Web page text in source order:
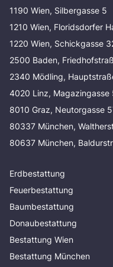
1190 Wien, Silbergasse 5
1210 Wien, Floridsdorfer
1220 Wien, Schickgasse
2500 Baden,
2340 Mödling,
4020 Linz, Magazingasse
8010 Graz, Neutorgasse
80337 München,
80637 München,
Erdbestattung
Feuerbestattung
Baumbestattung
Donaubestattung
Bestattung Wien
Bestattung München